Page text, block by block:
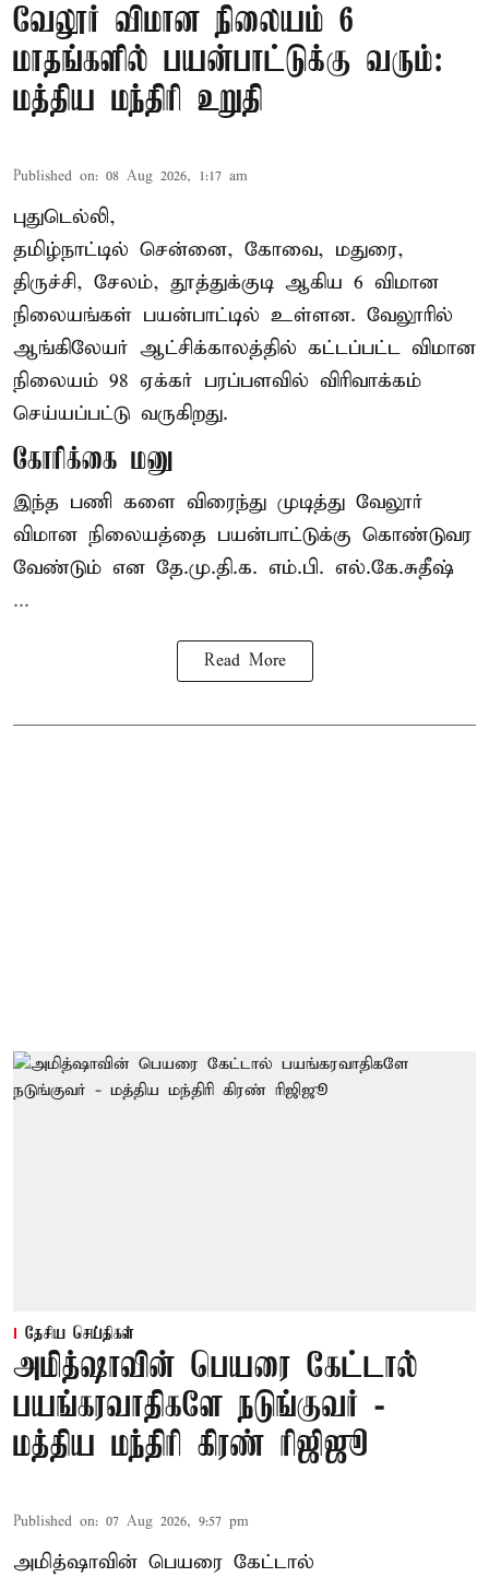
வேலூர் விமான நிலையம் 6
மாதங்களில் பயன்பாட்டுக்கு வரும்:
மத்திய மந்திரி உறுதி
Published on: 08 Aug 2026, 1:17 am
புதுடெல்லி,
தமிழ்நாட்டில் சென்னை, கோவை, மதுரை,
திருச்சி, சேலம், தூத்துக்குடி ஆகிய 6 விமான
நிலையங்கள் பயன்பாட்டில் உள்ளன. வேலூரில்
ஆங்கிலேயர் ஆட்சிக்காலத்தில் கட்டப்பட்ட விமான
நிலையம் 98 ஏக்கர் பரப்பளவில் விரிவாக்கம்
செய்யப்பட்டு வருகிறது.
கோரிக்கை மனு
இந்த பணி களை விரைந்து முடித்து வேலூர்
விமான நிலையத்தை பயன்பாட்டுக்கு கொண்டுவர
வேண்டும் என தே.மு.தி.க. எம்.பி. எல்.கே.சுதீஷ்
...
Read More
தேசிய செய்திகள்
அமித்ஷாவின் பெயரை கேட்டால்
பயங்கரவாதிகளே நடுங்குவர் -
மத்திய மந்திரி கிரண் ரிஜிஜூ
Published on: 07 Aug 2026, 9:57 pm
அமித்ஷாவின் பெயரை கேட்டால்